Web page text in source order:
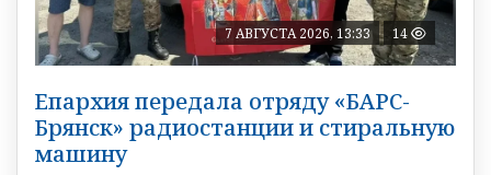
7 АВГУСТА 2026, 13:33 14
Епархия передала отряду «БАРС-
Брянск» радиостанции и стиральную
машину